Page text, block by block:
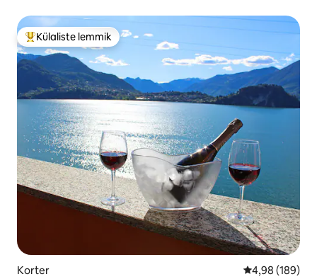
Külaliste suur lemmik
Külaliste lemmik
Korter Keskmine
4,98 (189)